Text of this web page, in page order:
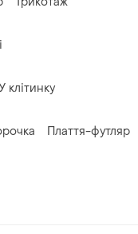
клітинку
Плаття-футляр